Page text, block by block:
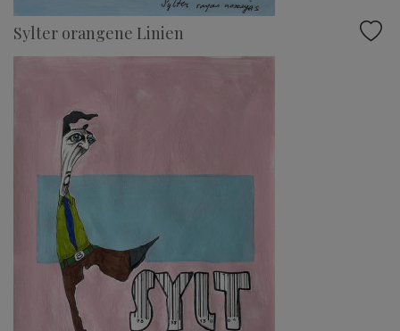
Sylter orangene Linien